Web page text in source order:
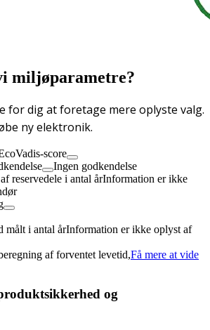
miljøparametre?
for dig at foretage mere oplyste valg.
ny elektronik.
score
Ingen godkendelse
reservedele i antal årInformation er ikke
målt i antal årInformation er ikke oplyst af
af forventet levetid,Få mere at vide
og